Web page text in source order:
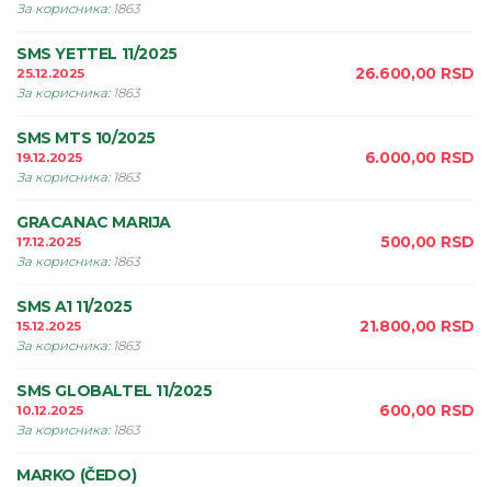
За корисника: 1863
SMS YETTEL 11/2025
25.12.2025
За корисника: 1863
26.600,00 RSD
SMS MTS 10/2025
19.12.2025
За корисника: 1863
6.000,00 RSD
GRACANAC MARIJA
17.12.2025
За корисника: 1863
500,00 RSD
SMS A1 11/2025
15.12.2025
За корисника: 1863
21.800,00 RSD
SMS GLOBALTEL 11/2025
10.12.2025
За корисника: 1863
600,00 RSD
MARKO (ČEDO)